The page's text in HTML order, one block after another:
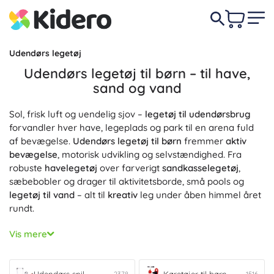
Udendørs legetøj
Udendørs legetøj til børn – til have,
sand og vand
Sol, frisk luft og uendelig sjov – legetøj til udendørsbrug
forvandler hver have, legeplads og park til en arena fuld
af bevægelse. Udendørs legetøj til børn fremmer aktiv
bevægelse, motorisk udvikling og selvstændighed. Fra
robuste havelegetøj over farverigt sandkasselegetøj,
sæbebobler og drager til aktivitetsborde, små pools og
legetøj til vand – alt til kreativ leg under åben himmel året
rundt.
Til fart og træning af balancen er
løbecykler, pedalbiler eller løbehjul, som er
kan I prøve
Udendørsspil , der udvikler teamwork
Vis mere